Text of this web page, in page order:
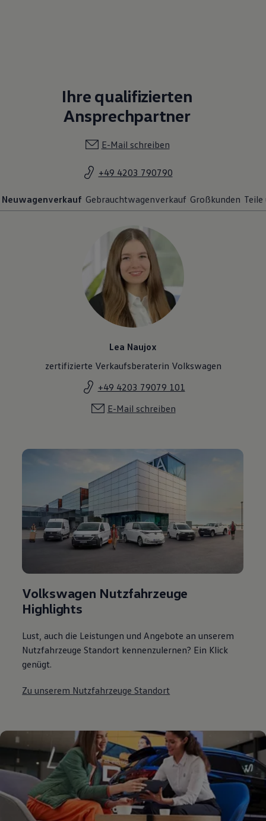
Ihre qualifizierten
Ansprechpartner
E-Mail schreiben
+49 4203 790790
Neuwagenverkauf Gebrauchtwagenverkauf Großkunden
Lea Naujox
zertifizierte Verkaufsberaterin Volkswagen
+49 4203 79079 101
E-Mail schreiben
Volkswagen Nutzfahrzeuge
Highlights
Lust, auch die Leistungen und Angebote an unserem
Nutzfahrzeuge Standort kennenzulernen? Ein Klick
genügt.
Zu unserem Nutzfahrzeuge Standort